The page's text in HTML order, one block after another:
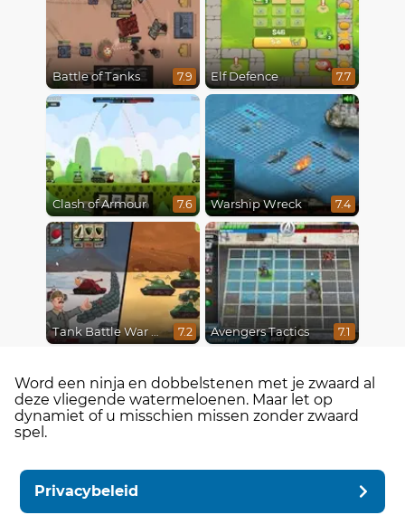
Battle of Tanks 7.9 Elf Defence 7.7
Clash of Armour 7.6 Warship Wreck 7.4
Tank Battle War Commander 7.2 Avengers Tactics 7.1
Word een ninja en dobbelstenen met je zwaard al
deze vliegende watermeloenen. Maar let op
dynamiet of u misschien missen zonder zwaard
spel.
Privacybeleid